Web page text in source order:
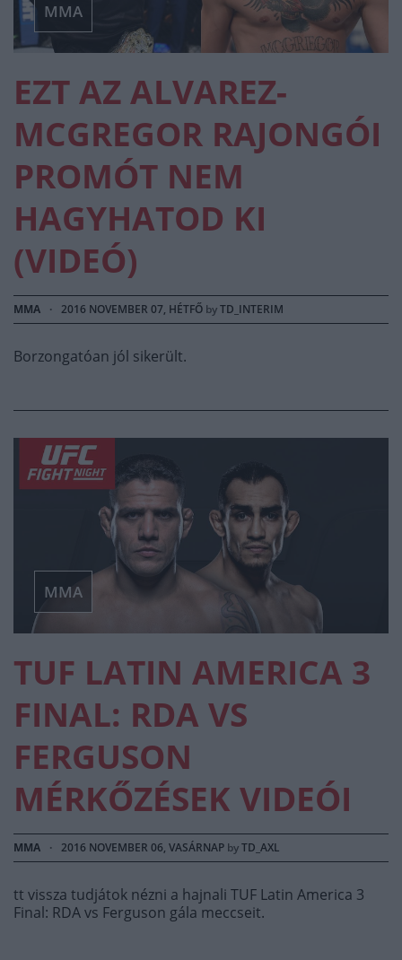
MMA
EZT AZ ALVAREZ-
MCGREGOR RAJONGÓI
PROMÓT NEM
HAGYHATOD KI
(VIDEÓ)
MMA · 2016 NOVEMBER 07, HÉTFŐ byTD_INTERIM
Borzongatóan jól sikerült.
MMA
TUF LATIN AMERICA 3
FINAL: RDA VS
FERGUSON
MÉRKŐZÉSEK VIDEÓI
MMA · 2016 NOVEMBER 06, VASÁRNAP byTD_AXL
tt vissza tudjátok nézni a hajnali TUF Latin America 3
Final: RDA vs Ferguson gála meccseit.